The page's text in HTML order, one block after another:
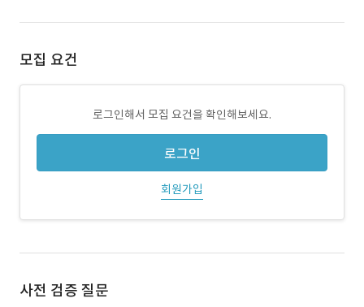
모집 요건
로그인해서 모집 요건을 확인해보세요.
로그인
회원가입
사전 검증 질문